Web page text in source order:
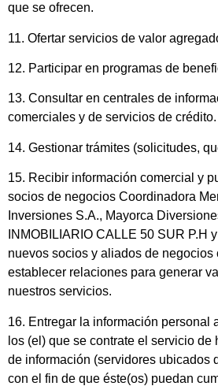
que se ofrecen.
11. Ofertar servicios de valor
12. Participar en programas de
13. Consultar en centrales de
comerciales y de servicios de crédito.
14. Gestionar trámites (solicitudes,
15. Recibir información comercial y
socios de negocios Coordinadora
Inversiones S.A., Mayorca
INMOBILIARIO CALLE 50 SUR P.H
nuevos socios y aliados de negocios
establecer relaciones para generar
nuestros servicios.
16. Entregar la información personal
los (el) que se contrate el servicio
de información (servidores ubicados
con el fin de que éste(os) puedan